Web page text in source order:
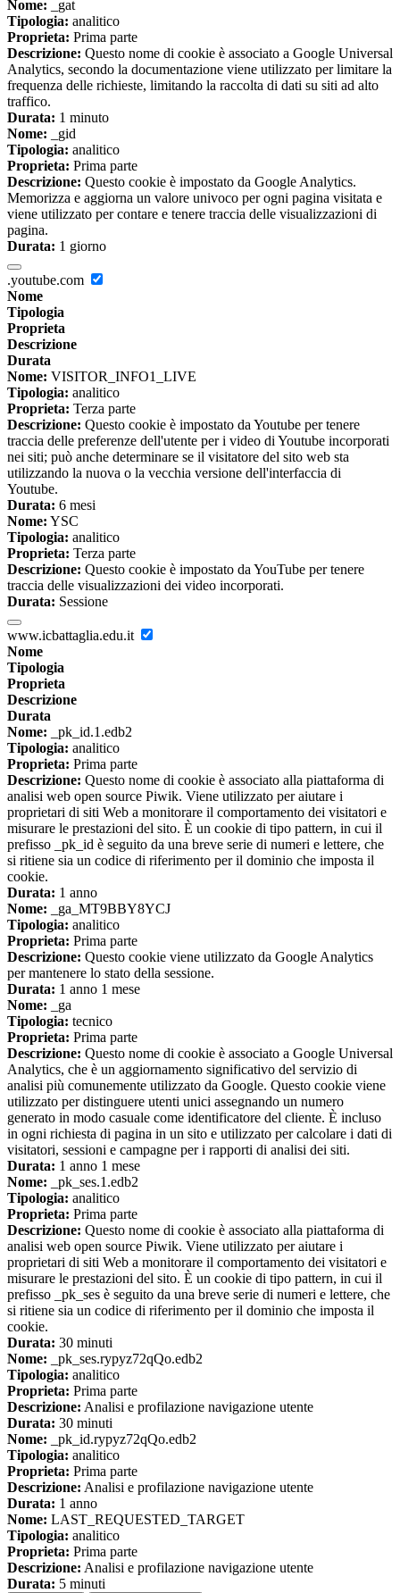
Nome: _gat
Tipologia: analitico
Proprieta: Prima parte
Descrizione: Questo nome di cookie è associato a Google Universal
Analytics, secondo la documentazione viene utilizzato per limitare la
frequenza delle richieste, limitando la raccolta di dati su siti ad alto
traffico.
Durata: 1 minuto
Nome: _gid
Tipologia: analitico
Proprieta: Prima parte
Descrizione: Questo cookie è impostato da Google Analytics.
Memorizza e aggiorna un valore univoco per ogni pagina visitata e
viene utilizzato per contare e tenere traccia delle visualizzazioni di
pagina.
Durata: 1 giorno
.youtube.com
Nome
Tipologia
Proprieta
Descrizione
Durata
Nome: VISITOR_INFO1_LIVE
Tipologia: analitico
Proprieta: Terza parte
Descrizione: Questo cookie è impostato da Youtube per tenere
traccia delle preferenze dell'utente per i video di Youtube incorporati
nei siti; può anche determinare se il visitatore del sito web sta
utilizzando la nuova o la vecchia versione dell'interfaccia di
Youtube.
Durata: 6 mesi
Nome: YSC
Tipologia: analitico
Proprieta: Terza parte
Descrizione: Questo cookie è impostato da YouTube per tenere
traccia delle visualizzazioni dei video incorporati.
Durata: Sessione
www.icbattaglia.edu.it
Nome
Tipologia
Proprieta
Descrizione
Durata
Nome: _pk_id.1.edb2
Tipologia: analitico
Proprieta: Prima parte
Descrizione: Questo nome di cookie è associato alla piattaforma di
analisi web open source Piwik. Viene utilizzato per aiutare i
proprietari di siti Web a monitorare il comportamento dei visitatori e
misurare le prestazioni del sito. È un cookie di tipo pattern, in cui il
prefisso _pk_id è seguito da una breve serie di numeri e lettere, che
si ritiene sia un codice di riferimento per il dominio che imposta il
cookie.
Durata: 1 anno
Nome: _ga_MT9BBY8YCJ
Tipologia: analitico
Proprieta: Prima parte
Descrizione: Questo cookie viene utilizzato da Google Analytics
per mantenere lo stato della sessione.
Durata: 1 anno 1 mese
Nome: _ga
Tipologia: tecnico
Proprieta: Prima parte
Descrizione: Questo nome di cookie è associato a Google Universal
Analytics, che è un aggiornamento significativo del servizio di
analisi più comunemente utilizzato da Google. Questo cookie viene
utilizzato per distinguere utenti unici assegnando un numero
generato in modo casuale come identificatore del cliente. È incluso
in ogni richiesta di pagina in un sito e utilizzato per calcolare i dati di
visitatori, sessioni e campagne per i rapporti di analisi dei siti.
Durata: 1 anno 1 mese
Nome: _pk_ses.1.edb2
Tipologia: analitico
Proprieta: Prima parte
Descrizione: Questo nome di cookie è associato alla piattaforma di
analisi web open source Piwik. Viene utilizzato per aiutare i
proprietari di siti Web a monitorare il comportamento dei visitatori e
misurare le prestazioni del sito. È un cookie di tipo pattern, in cui il
prefisso _pk_ses è seguito da una breve serie di numeri e lettere, che
si ritiene sia un codice di riferimento per il dominio che imposta il
cookie.
Durata: 30 minuti
Nome: _pk_ses.rypyz72qQo.edb2
Tipologia: analitico
Proprieta: Prima parte
Descrizione: Analisi e profilazione navigazione utente
Durata: 30 minuti
Nome: _pk_id.rypyz72qQo.edb2
Tipologia: analitico
Proprieta: Prima parte
Descrizione: Analisi e profilazione navigazione utente
Durata: 1 anno
Nome: LAST_REQUESTED_TARGET
Tipologia: analitico
Proprieta: Prima parte
Descrizione: Analisi e profilazione navigazione utente
Durata: 5 minuti